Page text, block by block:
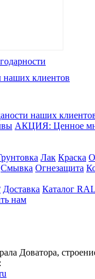
наших клиентов
наших
АКЦИЯ: Ценное
Лак Краска
Смывка Огнезащита
Доставка Каталог RAL
нам
Доватора,